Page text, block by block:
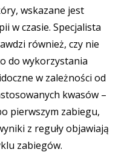
wskazane jest
w czasie. Specjalista
również, czy nie
do wykorzystania
w zależności od
kwasów –
pierwszym zabiegu,
z reguły objawiają
zabiegów.